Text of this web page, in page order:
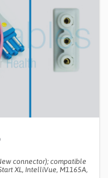
connector); compatible
XL, IntelliVue, M1165A,